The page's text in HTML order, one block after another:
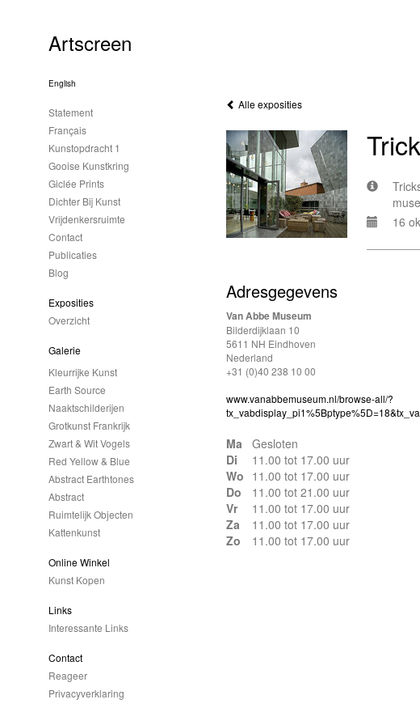
Alle exposities
16
Adresgegevens
Van Abbe Museum
Bilderdijklaan 10
5611 NH Eindhoven
Nederland
+31 (0)40 238 10 00
www.vanabbemuseum.nl/browse-all/?
Ma
Gesloten
Di
11.00 tot 17.00 uur
Wo 11.00 tot 17.00 uur
Do
11.00 tot 21.00 uur
Vr
11.00 tot 17.00 uur
Za
11.00 tot 17.00 uur
Zo
11.00 tot 17.00 uur
Artscreen
English
Statement
Français
Kunstopdracht 1
Gooise Kunstkring
Giclée Prints
Dichter Bij Kunst
Vrijdenkersruimte
Contact
Publicaties
Blog
Exposities
Overzicht
Galerie
Kleurrijke Kunst
Earth Source
Naaktschilderijen
Grotkunst Frankrijk
Zwart & Wit Vogels
Red Yellow & Blue
Abstract Earthtones
Abstract
Ruimtelijk Objecten
Kattenkunst
Online Winkel
Kunst Kopen
Links
Interessante Links
Contact
Reageer
Privacyverklaring